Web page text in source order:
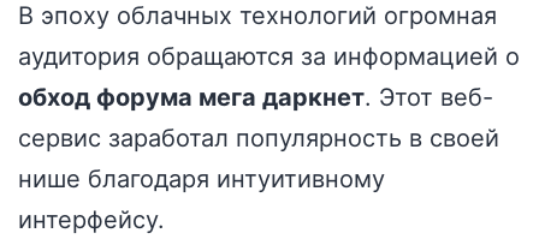
В эпоху облачных технологий огромная
аудитория обращаются за информацией о
обход форума мега даркнет. Этот веб-
сервис заработал популярность в своей
нише благодаря интуитивному
интерфейсу.